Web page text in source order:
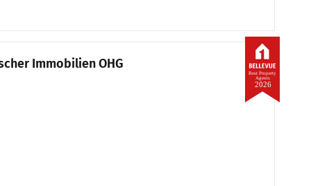
Immobilien OHG
2026
Best Property
Agents